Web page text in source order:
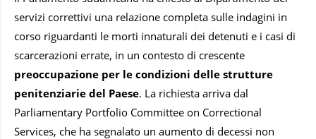
servizi correttivi una relazione completa sulle indagini in
corso riguardanti le morti innaturali dei detenuti e i casi di
scarcerazioni errate, in un contesto di crescente
preoccupazione per le condizioni delle strutture
penitenziarie del Paese. La richiesta arriva dal
Parliamentary Portfolio Committee on Correctional
Services, che ha segnalato un aumento di decessi non